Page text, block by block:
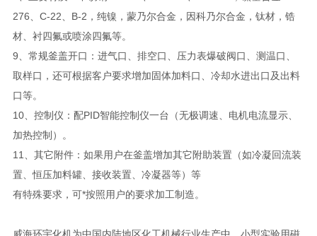
276、C-22、B-2，纯镍，蒙乃尔合金，因科乃尔合金，钛材，锆
材、衬四氟或喷涂四氟等。
9、常规釜盖开口：进气口、排空口、压力表爆破阀口、测温口、
取样口，还可根据客户要求增加固体加料口、冷却水进出口及出料
口等。
10、控制仪：配PID智能控制仪一台（无极调速、电机电流显示、
加热控制）。
11、其它附件：如果用户在釜盖增加其它附助装置（如冷凝回流装
置、恒压加料罐、接收装置、冷凝器等）等
有特殊要求，可*按照用户的要求加工制造。
威海环宇化机为中国内陆地区化工机械行业生产中、小型实验用磁